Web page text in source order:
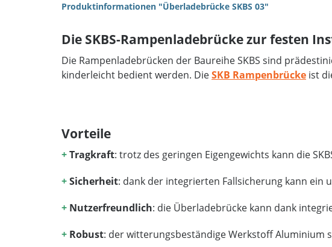
Produktinformationen "Überladebrücke SKBS 03"
Die SKBS-Rampenladebrücke zur festen
Die Rampenladebrücken der Baureihe SKBS sind
kinderleicht bedient werden. DieSKB Rampenbrücke ist
Vorteile
+Tragkraft: trotz des geringen Eigengewichts kann die
+Sicherheit: dank der integrierten Fallsicherung kann
+ Nutzerfreundlich: die Überladebrücke kann dank
+ Robust: der witterungsbeständige Werkstoff Aluminium